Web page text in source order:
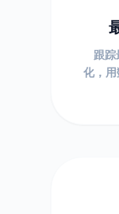
跟
化，